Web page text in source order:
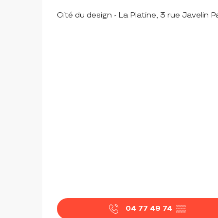
Cité du design - La Platine, 3 rue Javelin
04 77 49 74 ▒▒